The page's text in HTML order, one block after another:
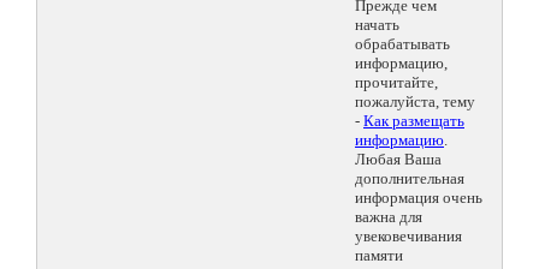
Прежде чем
начать
обрабатывать
информацию,
прочитайте,
пожалуйста, тему
- Как размещать
информацию.
Любая Ваша
дополнительная
информация очень
важна для
увековечивания
памяти